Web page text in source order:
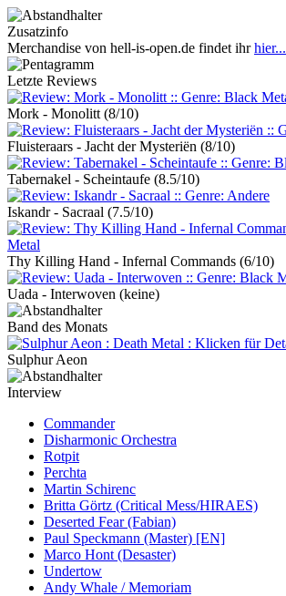
Zusatzinfo
Merchandise von hell-is-open.de findet ihrhier...
Letzte Reviews
Mork - Monolitt (8/10)
Fluisteraars - Jacht der Mysteriën (8/10)
Tabernakel - Scheintaufe (8.5/10)
Iskandr - Sacraal (7.5/10)
Thy Killing Hand - Infernal Commands (6/10)
Uada - Interwoven (keine)
Band des Monats
Sulphur Aeon
Interview
Commander
Disharmonic Orchestra
Rotpit
Perchta
Martin Schirenc
Britta Görtz (Critical Mess/HIRAES)
Deserted Fear (Fabian)
Paul Speckmann (Master) [EN]
Marco Hont (Desaster)
Undertow
Andy Whale / Memoriam